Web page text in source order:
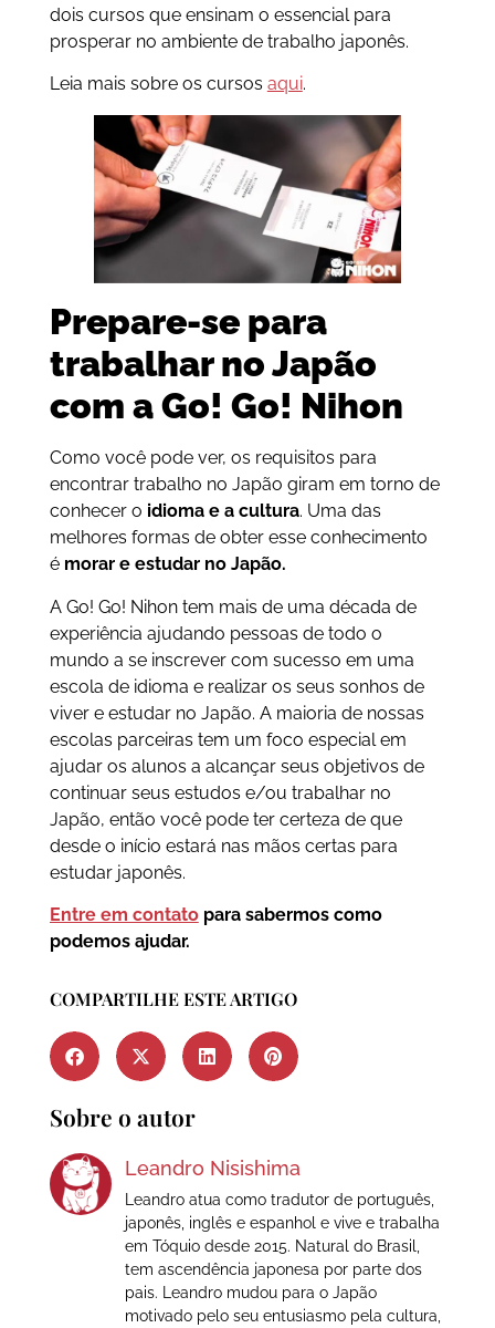
dois cursos que ensinam o essencial para
prosperar no ambiente de trabalho japonês.
Leia mais sobre os cursos aqui.
Prepare-se para
trabalhar no Japão
com a Go! Go! Nihon
Como você pode ver, os requisitos para
encontrar trabalho no Japão giram em torno de
conhecer o idioma e a cultura. Uma das
melhores formas de obter esse conhecimento
é morar e estudar no Japão.
A Go! Go! Nihon tem mais de uma década de
experiência ajudando pessoas de todo o
mundo a se inscrever com sucesso em uma
escola de idioma e realizar os seus sonhos de
viver e estudar no Japão. A maioria de nossas
escolas parceiras tem um foco especial em
ajudar os alunos a alcançar seus objetivos de
continuar seus estudos e/ou trabalhar no
Japão, então você pode ter certeza de que
desde o início estará nas mãos certas para
estudar japonês.
Entre em contatopara sabermos como
podemos ajudar.
COMPARTILHE ESTE ARTIGO
Sobre o autor
Leandro Nisishima
Leandro atua como tradutor de português,
japonês, inglês e espanhol e vive e trabalha
em Tóquio desde 2015. Natural do Brasil,
tem ascendência japonesa por parte dos
pais. Leandro mudou para o Japão
motivado pelo seu entusiasmo pela cultura,